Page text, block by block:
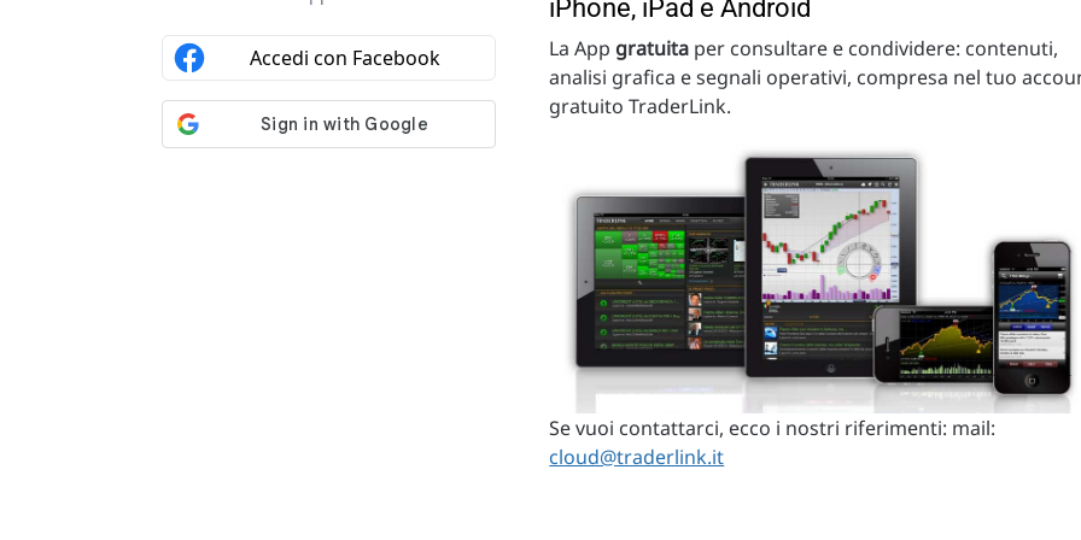
iPhone, iPad e Android
La App gratuita per consultare e condividere: contenuti,
analisi grafica e segnali operativi, compresa nel tuo
gratuito TraderLink.
Se vuoi contattarci, ecco i nostri riferimenti: mail:
cloud@traderlink.it